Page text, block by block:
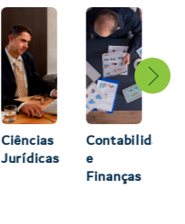
Ciências
Jurídicas
Contabilidade
e
Finanças